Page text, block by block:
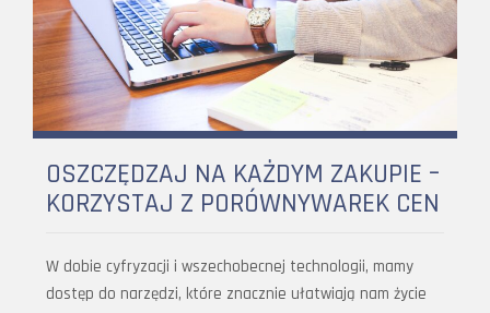
OSZCZĘDZAJ NA KAŻDYM ZAKUPIE –
KORZYSTAJ Z PORÓWNYWAREK CEN
W dobie cyfryzacji i wszechobecnej technologii, mamy
dostęp do narzędzi, które znacznie ułatwiają nam życie